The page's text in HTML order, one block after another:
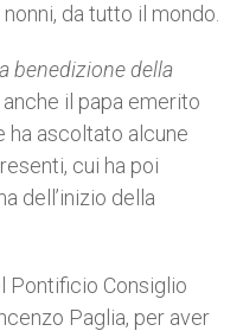
da tutto il mondo.
benedizione della
il papa emerito
ha ascoltato alcune
cui ha poi
dell’inizio della
Pontificio Consiglio
Paglia, per aver